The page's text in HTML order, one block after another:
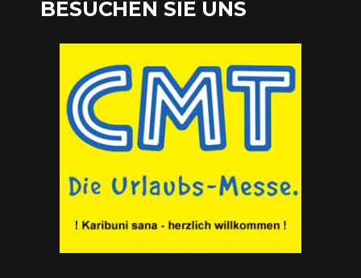
BESUCHEN SIE UNS